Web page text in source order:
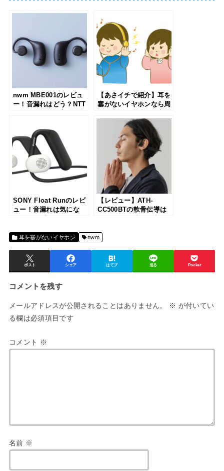
nwm MBE001のレビュ
ー！音漏れはどう？NTT
【あさイチで紹介】耳を
塞がないイヤホンなら周
が楽しめます
SONY Float Runのレビ
ュー！音漏れは気にな
【レビュー】ATH-
CC500BTの軟骨伝導は
耳を塞がないイヤホン nwm
ポスト シェア はてブ 送る Pocket
コメントを残す
メールアドレスが公開されることはありません。 ※ が付いてい
る欄は必須項目です
コメント ※
名前 ※